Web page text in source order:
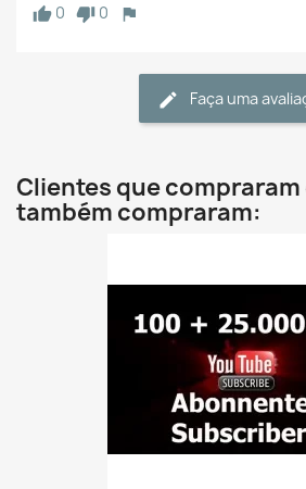
0
0
Faça uma
Clientes que
também compraram: